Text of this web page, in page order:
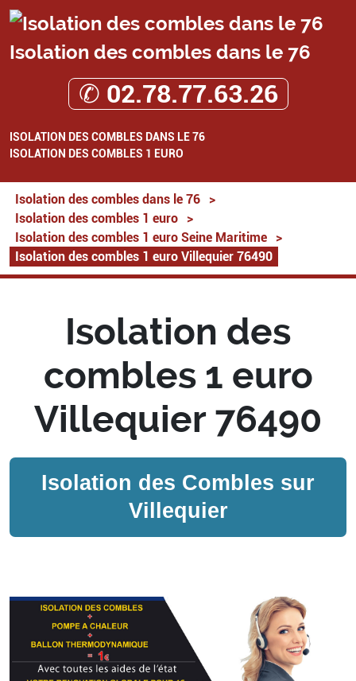
Isolation des combles dans le 76
✆ 02.78.77.63.26
ISOLATION DES COMBLES DANS LE 76
ISOLATION DES COMBLES 1 EURO
Isolation des combles dans le 76
>
Isolation des combles 1 euro
>
Isolation des combles 1 euro Seine Maritime
>
Isolation des combles 1 euro Villequier 76490
Isolation des
combles 1 euro
Villequier 76490
Isolation des Combles sur
Villequier